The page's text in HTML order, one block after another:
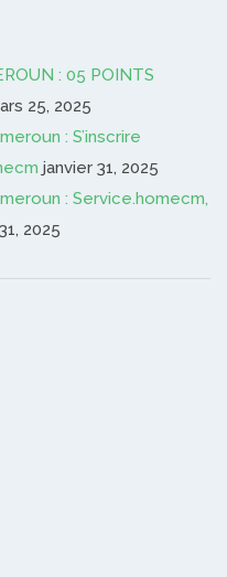
: 05 POINTS
25, 2025
: S’inscrire
janvier 31, 2025
: Service.homecm,
2025